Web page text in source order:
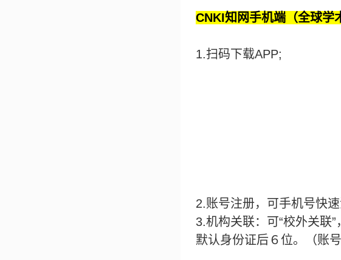
CNKI知网手机端（全球学
1.扫码下载APP;
2.账号注册，可手机号快速
3.机构关联：可“校外关联”
默认身份证后６位。（账